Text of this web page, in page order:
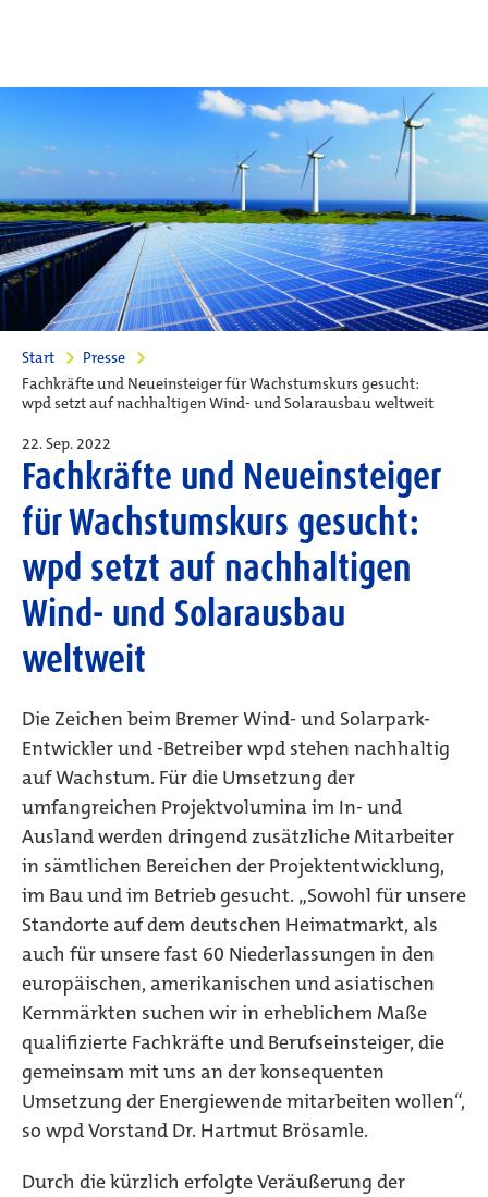
Start
Presse
Fachkräfte und Neueinsteiger für Wachstumskurs gesucht:
wpd setzt auf nachhaltigen Wind- und Solarausbau weltweit
22. Sep. 2022
Fachkräfte und Neueinsteiger
für Wachstumskurs gesucht:
wpd setzt auf nachhaltigen
Wind- und Solarausbau
weltweit
Die Zeichen beim Bremer Wind- und Solarpark-
Entwickler und -Betreiber wpd stehen nachhaltig
auf Wachstum. Für die Umsetzung der
umfangreichen Projektvolumina im In- und
Ausland werden dringend zusätzliche Mitarbeiter
in sämtlichen Bereichen der Projektentwicklung,
im Bau und im Betrieb gesucht. „Sowohl für unsere
Standorte auf dem deutschen Heimatmarkt, als
auch für unsere fast 60 Niederlassungen in den
europäischen, amerikanischen und asiatischen
Kernmärkten suchen wir in erheblichem Maße
qualifizierte Fachkräfte und Berufseinsteiger, die
gemeinsam mit uns an der konsequenten
Umsetzung der Energiewende mitarbeiten wollen“,
so wpd Vorstand Dr. Hartmut Brösamle.
Durch die kürzlich erfolgte Veräußerung der